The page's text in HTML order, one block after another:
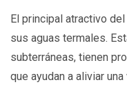
El principal atractivo del
sus aguas termales.
subterráneas, tienen
que ayudan a aliviar